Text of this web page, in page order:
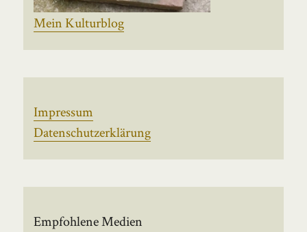
Mein Kulturblog
Impressum
Datenschutzerklärung
Empfohlene Medien